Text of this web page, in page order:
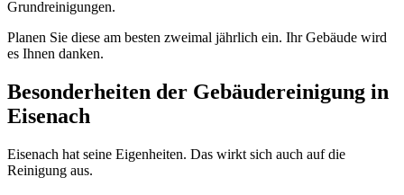
Grundreinigungen.
Planen Sie diese am besten zweimal jährlich ein. Ihr Gebäude wird
es Ihnen danken.
Besonderheiten der Gebäudereinigung in
Eisenach
Eisenach hat seine Eigenheiten. Das wirkt sich auch auf die
Reinigung aus.